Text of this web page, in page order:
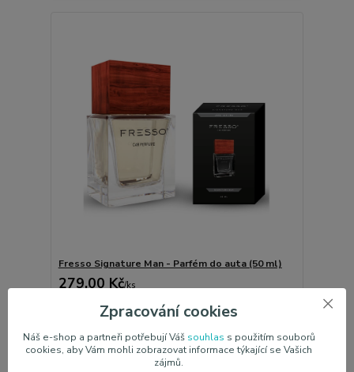
Fresso Signature Man - Parfém do auta (50 ml)
279,00 Kč/ks
Přidat do košíku
Zpracování cookies
Náš e-shop a partneři potřebují Váš souhlas s použitím souborů
cookies, aby Vám mohli zobrazovat informace týkající se Vašich
zájmů.